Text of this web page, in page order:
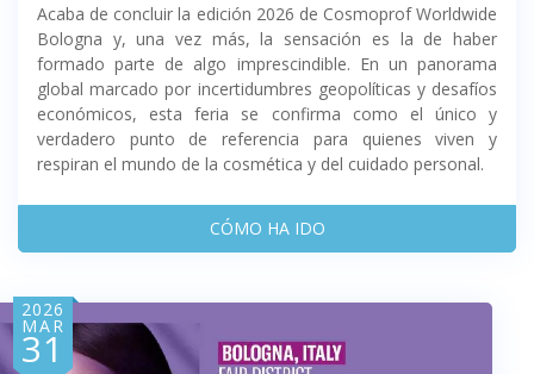
Acaba de concluir la edición 2026 de Cosmoprof Worldwide
Bologna y, una vez más, la sensación es la de haber
formado parte de algo imprescindible. En un panorama
global marcado por incertidumbres geopolíticas y desafíos
económicos, esta feria se confirma como el único y
verdadero punto de referencia para quienes viven y
respiran el mundo de la cosmética y del cuidado personal.
CÓMO HA IDO
2026
MAR
31